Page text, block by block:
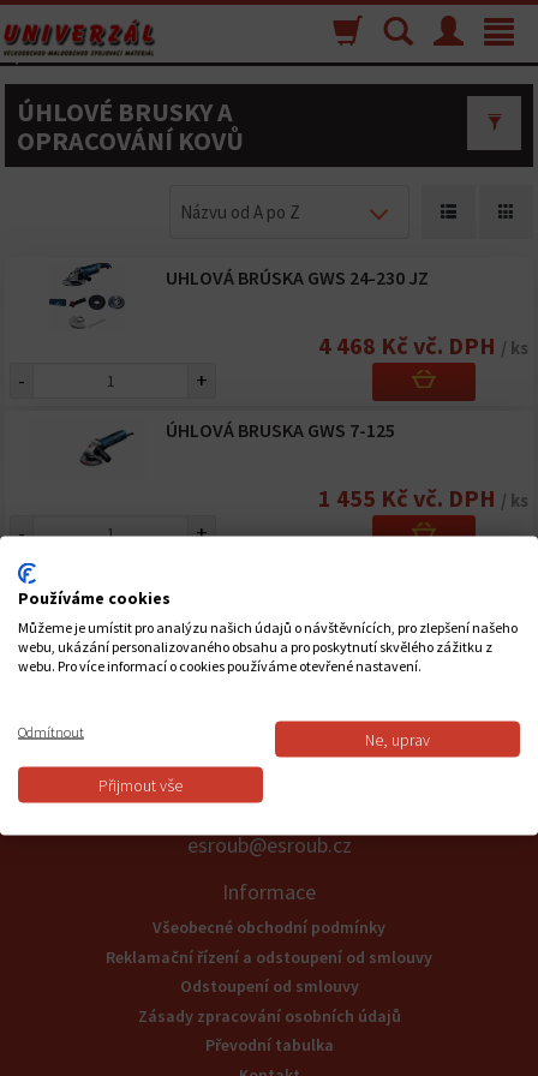
Toggle
Menu
Vyhľadávanie
Nákupný
košík
ÚHLOVÉ BRUSKY A
OPRACOVÁNÍ KOVŮ
Názvu od A po Z
UHLOVÁ BRÚSKA GWS 24-230 JZ
4 468 Kč vč. DPH / ks
- +
ÚHLOVÁ BRUSKA GWS 7-125
1 455 Kč vč. DPH / ks
- +
1 816 Kč vč. DPH
Podpora
+421 57/7756082
esroub@esroub.cz
Informace
Všeobecné obchodní podmínky
Reklamační řízení a odstoupení od smlouvy
Odstoupení od smlouvy
Zásady zpracování osobních údajů
Převodní tabulka
Používáme cookies
Můžeme je umístit pro analýzu našich údajů o návštěvnících, pro zlepšení našeho
webu, ukázání personalizovaného obsahu a pro poskytnutí skvělého zážitku z
webu. Pro více informací o cookies používáme otevřené nastavení.
Odmítnout Ne, uprav
Přijmout vše